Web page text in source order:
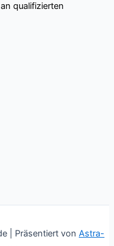
qualifizierten
| Präsentiert von Astra-